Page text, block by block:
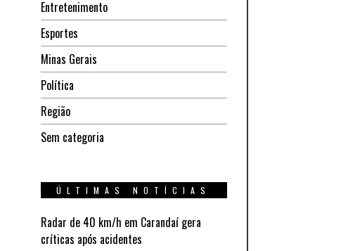
Entretenimento
Esportes
Minas Gerais
Política
Região
Sem categoria
ÚLTIMAS NOTÍCIAS
Radar de 40 km/h em Carandaí gera
críticas após acidentes